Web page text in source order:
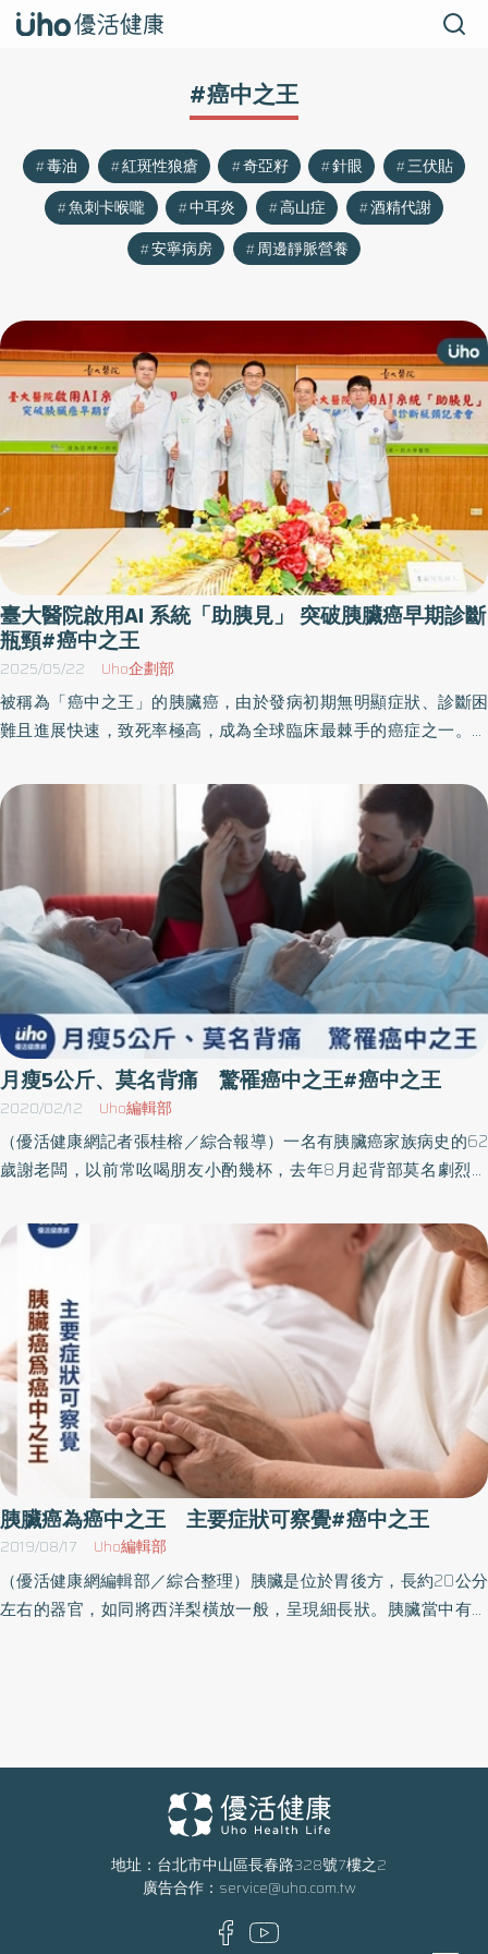
#癌中之王
毒油 紅斑性狼瘡 奇亞籽 針眼
三伏貼
魚刺卡喉嚨
中耳炎 高山症
酒精代謝
安寧病房
周邊靜脈營養
臺大醫院啟用AI 系統「助胰見」 突破胰臟癌早期診斷
瓶頸#癌中之王
2025/05/22 Uho企劃部
被稱為「癌中之王」的胰臟癌，由於發病初期無明顯症狀、診斷困
難且進展快速，致死率極高，成為全球臨床最棘手的癌症之一。根
攀升至國人癌症死因第七位。其五年存活率僅約10%，然而若能於
腫瘤小於2公分時即時診斷與治療，存活率可望大幅提升至80%。不
過，早期胰臟癌在CT影像中猶如海底撈針，約有40%病灶易被忽
略，診斷成功率大幅仰賴醫師經驗與工作負荷，為臨床一大挑戰。
為突破此一瓶頸，臺大醫院與臺灣大學應用數學科學研究所攜手合
作，開發出全球首套人工智慧胰臟癌輔助診斷系統「助胰見
（PANCREASaver）」，並已於2024年底正式於臺大醫院影像醫學
部臨床上線，開放提供自費AI影像分析醫令，為胰臟癌早期偵測與
精準治療奠定全新里程碑。 助攻早期胰臟癌診斷 AI提高檢出率 胰
臟位處腹腔深處，其病灶常難以從常規CT影像中清晰辨識，尤其2公
分以下之早期腫瘤，更難以肉眼察覺。為解決此一難題，「助胰
見」導入深度學習模型與多重影像資料訓練，可於PACS系統中即時
分析病患CT影像，自動標示胰臟輪廓與可疑病灶位置，輔助放射科
醫師判讀。全國性臨床測試顯示，「助胰見」對早期（<2cm）胰臟
癌具80%檢出敏感度，整體準確率更突破90%。 臨床應用整合多科
科醫師可即時參考AI判讀結果，有效提升診斷效率與信心。臨床上
更與消化內科、外科及腫瘤科等多專科密切合作，共同評估病情並
制定個人化治療策略，搶抓黃金治療時機。一名67歲女性，因黃疸
及搔癢就診，電腦斷層影像顯示總膽管與肝內膽管擴張，未見明顯
腫塊，在臺大醫院經AI輔助分析並搭配內視鏡超音波檢查後，成功
揪出胰臟頭部隱匿病灶，確認為早期胰臟癌，得以及時治療。 榮獲
多項國際肯定 臨床落地實證強 「助胰見」已取得台灣與美國發明
專利各4項，並通過TFDA醫材核准與美國FDA突破性醫材
（Breakthrough Device）認證。系統開發成果亦發表於國際頂尖期
刊《The Lancet Digital Health》、《Radiology》，榮獲RSNA
Margulis Award、國家新創獎、臺北生技獎、SNQ國家品質標章等
多項肯定，顯示臺灣在AI醫療創新領域的強勁實力。 前瞻應用持續
擴展 引領癌症精準醫療未來 展望未來，研發團隊計畫將「助胰
見」擴展應用至胰臟炎、胰臟囊腫等疾病，並結合多模態影像與醫
月瘦5公斤、莫名背痛 驚罹癌中之王#癌中之王
2020/02/12 Uho編輯部
（優活健康網記者張桂榕／綜合報導）一名有胰臟癌家族病史的62
歲謝老闆，以前常吆喝朋友小酌幾杯，去年8月起背部莫名劇烈疼
短一個多月就激瘦5公斤。起初先至藥局買止痛藥，但還是痛到無法
忍受，他直呼那種痛只有痛過的人才知道，就醫後接受電腦斷層檢
查，竟發現胰臟長了3公分的腫瘤，經執行EUS內視鏡超音波細針切
片檢查，確診為「胰臟癌末期」。烏日林新醫院胃腸肝膽科李傑哲
主任表示，此個案因胰臟腫瘤同時壓迫到膽管造成黃疸，有先利用
內視鏡在膽管置放金屬支架，對惡性腫瘤膽管阻塞的病人，讓膽管
可保持暢通，減輕胰臟癌的黃疸併發症，延長存活的時間。腹部超
音波檢查易受腸氣干擾由於胰臟在胃的後方，不易檢查，增加臨床
上鑑別診斷的困難度，過去若是進行腹部超音波容易受腸氣干擾，
準確度較低，但現在可透過「EUS內視鏡超音波細針切片檢查」，由
經驗豐富的醫師執行，在診斷胰臟癌之敏感度與特異度均高於九
成，藉由內視鏡超音波指引下進行細針切片來取得組織，再進行細
胞學或病理化驗，是既安全又有效的方式。腹腔神經叢破壞術 有
助減輕疼痛對於末期胰臟癌引發之嚴重疼痛，胃腸肝膽科李傑哲主
任表示，可利用「腹腔神經叢破壞術」在EUS內視鏡超音波的導引
的謝老闆，已調整心態決定要積極配合治療，接下來將進行化學治
療，為了最親愛的家人們，仍不想放棄任何一個希望！胰臟癌惡性
程度高 留心各症狀由於胰臟腫瘤的惡性程度高，發現時多數已是
晚期，再加上胰臟癌的發生率及死亡率逐年增加，是目前致死率相
當高的癌症，如果出現上腹痛、背痛、不明原因體重減輕、黃疸、
胰臟癌為癌中之王 主要症狀可察覺#癌中之王
2019/08/17 Uho編輯部
（優活健康網編輯部／綜合整理）胰臟是位於胃後方，長約20公分
左右的器官，如同將西洋梨橫放一般，呈現細長狀。胰臟當中有著
致死率高達95%，為公認的 「癌中之王」。 胰臟癌的罹癌率由60歲
左右開始增加，年紀愈大罹癌比例愈高。胰臟癌至 1980年代後半 為
止有增加趨勢，但1990年代開始便呈現停滯及緩慢增加趨勢。罹癌
數和死亡數幾乎相同， 這就表示診斷出胰臟癌後的存活率低，換句
話說這也代表早期發現和治癒的困難度。 胰臟的構造胰臟是一個位
地址：台北市中山區長春路328號7樓之2
廣告合作： service@uho.com.tw